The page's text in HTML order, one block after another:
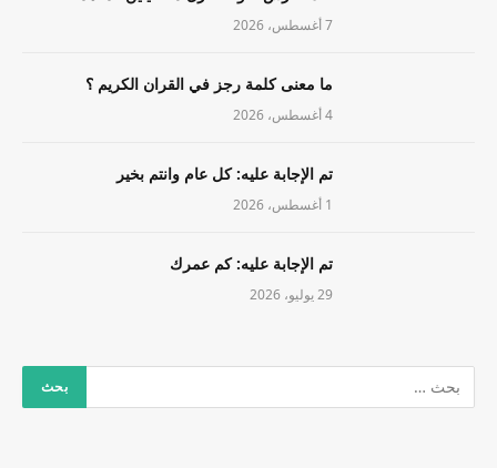
7 أغسطس، 2026
ما معنى كلمة رجز في القران الكريم ؟
4 أغسطس، 2026
تم الإجابة عليه: كل عام وانتم بخير
1 أغسطس، 2026
تم الإجابة عليه: كم عمرك
29 يوليو، 2026